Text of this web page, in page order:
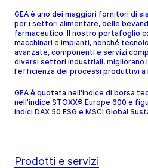
GEA è uno dei maggiori fornitori di
per i settori alimentare, delle
farmaceutico. Il nostro portafoglio
macchinari e impianti, nonché
avanzate, componenti e servizi
diversi settori industriali, migliorano
l'efficienza dei processi produttivi a
GEA è quotata nell'indice di borsa
nell'indice STOXX® Europe 600 e
indici DAX 50 ESG e MSCI Global
Prodotti e servizi